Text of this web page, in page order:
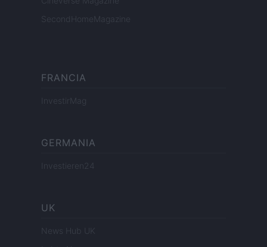
SecondHomeMagazine
FRANCIA
InvestirMag
GERMANIA
Investieren24
UK
News Hub UK